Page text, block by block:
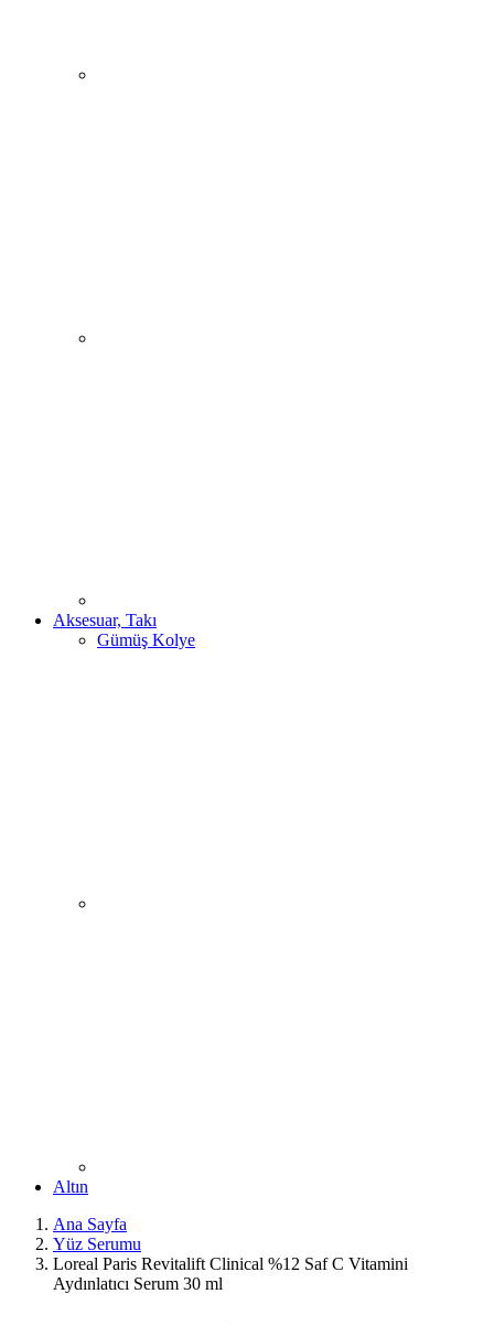
Aksesuar, Takı
Gümüş Kolye
Altın
Ana Sayfa
Yüz Serumu
Loreal Paris Revitalift Clinical %12 Saf C Vitamini
Aydınlatıcı Serum 30 ml